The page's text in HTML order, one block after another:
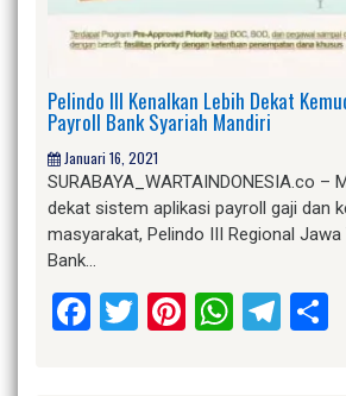
Pelindo III Kenalkan Lebih Dekat
Payroll Bank Syariah Mandiri
Januari 16, 2021
SURABAYA_WARTAINDONESIA.co –
dekat sistem aplikasi payroll gaji dan
masyarakat, Pelindo III Regional
Bank…
Facebook
Twitter
Pinterest